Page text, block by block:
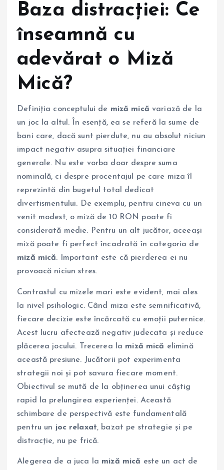
Baza distracției: Ce
înseamnă cu
adevărat o Miză
Mică?
Definiția conceptului de miză mică variază de la
un joc la altul. În esență, ea se referă la sume de
bani care, dacă sunt pierdute, nu au absolut niciun
impact negativ asupra situației financiare
generale. Nu este vorba doar despre suma
nominală, ci despre procentajul pe care miza îl
reprezintă din bugetul total dedicat
divertismentului. De exemplu, pentru cineva cu un
venit modest, o miză de 10 RON poate fi
considerată medie. Pentru un alt jucător, aceeași
miză poate fi perfect încadrată în categoria de
miză mică. Important este că pierderea ei nu
provoacă niciun stres.
Contrastul cu mizele mari este evident, mai ales
la nivel psihologic. Când miza este semnificativă,
fiecare decizie este încărcată cu emoții puternice.
Acest lucru afectează negativ judecata și reduce
plăcerea jocului. Trecerea la miză mică elimină
această presiune. Jucătorii pot experimenta
strategii noi și pot savura fiecare moment.
Obiectivul se mută de la obținerea unui câștig
rapid la prelungirea experienței. Această
schimbare de perspectivă este fundamentală
pentru un joc relaxat, bazat pe strategie și pe
distracție, nu pe frică.
Alegerea de a juca la miză mică este un act de